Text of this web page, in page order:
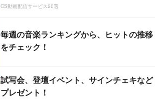
CS動画配信サービス20選
毎週の音楽ランキングから、ヒットの推移
をチェック！
試写会、登壇イベント、サインチェキなど
プレゼント！